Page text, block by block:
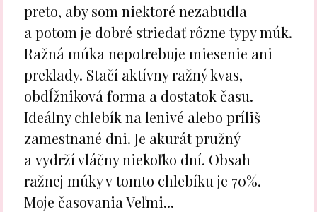
preto, aby som niektoré nezabudla
a potom je dobré striedať rôzne typy múk.
Ražná múka nepotrebuje miesenie ani
preklady. Stačí aktívny ražný kvas,
obdĺžniková forma a dostatok času.
Ideálny chlebík na lenivé alebo príliš
zamestnané dni. Je akurát pružný
a vydrží vláčny niekoľko dní. Obsah
ražnej múky v tomto chlebíku je 70%.
Moje časovania Veľmi...